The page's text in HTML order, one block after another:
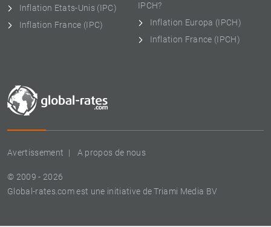
Avertissement A propos de nous
© 2009 - 2026
Global-rates.com est une initiative de Triami Media BV
Inflation Etats-Unis (IPC)
Inflation France (IPC)
IPCH?
Inflation Europa (IPCH)
Inflation France (IPCH)